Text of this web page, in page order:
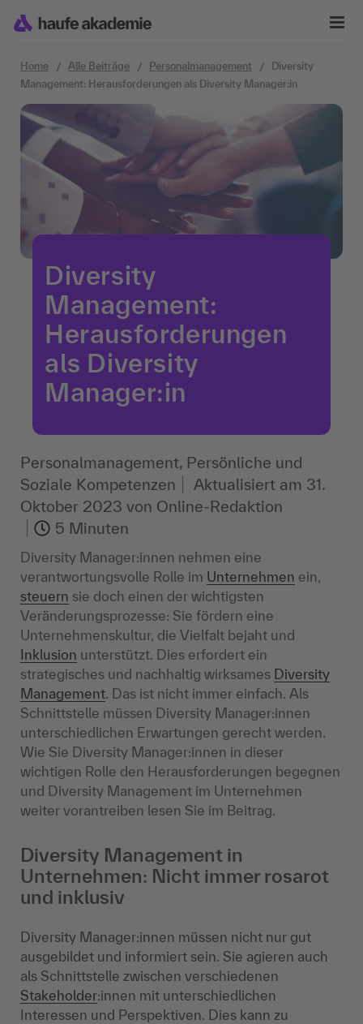
Home Alle Beiträge Personalmanagement
Diversity
Management: Herausforderungen als Diversity Manager:in
Diversity
Management:
Herausforderungen
als Diversity
Manager:in
Personalmanagement, Persönliche und
Soziale Kompetenzen
Aktualisiert am 31.
Oktober 2023 von Online-Redaktion
5 Minuten
Diversity Manager:innen nehmen eine
verantwortungsvolle Rolle im Unternehmen ein,
steuern sie doch einen der wichtigsten
Veränderungsprozesse: Sie fördern eine
Unternehmenskultur, die Vielfalt bejaht und
Inklusion unterstützt. Dies erfordert ein
strategisches und nachhaltig wirksames Diversity
Management. Das ist nicht immer einfach. Als
Schnittstelle müssen Diversity Manager:innen
unterschiedlichen Erwartungen gerecht werden.
Wie Sie Diversity Manager:innen in dieser
wichtigen Rolle den Herausforderungen begegnen
und Diversity Management im Unternehmen
weiter vorantreiben lesen Sie im Beitrag.
Diversity Management in
Unternehmen: Nicht immer rosarot
und inklusiv
Diversity Manager:innen müssen nicht nur gut
ausgebildet und informiert sein. Sie agieren auch
als Schnittstelle zwischen verschiedenen
Stakeholder:innen mit unterschiedlichen
Interessen und Perspektiven. Dies kann zu